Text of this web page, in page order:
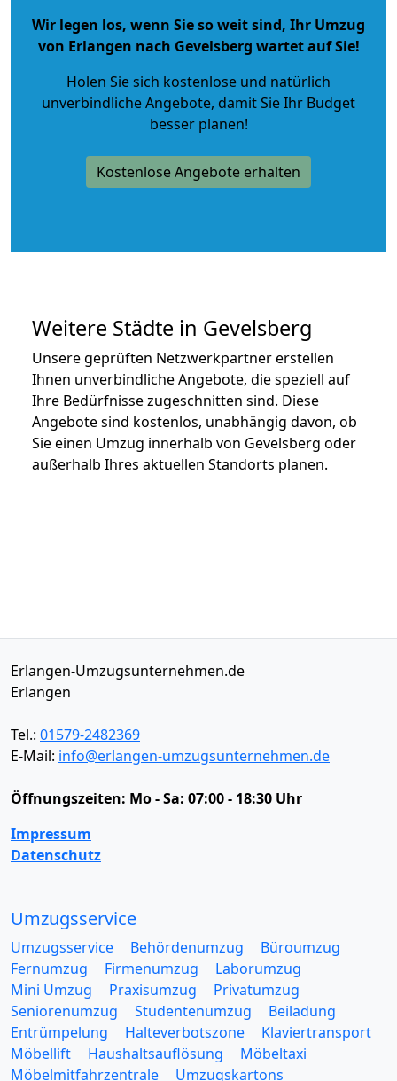
Wir legen los, wenn Sie so weit sind, Ihr Umzug
von Erlangen nach Gevelsberg wartet auf Sie!
Holen Sie sich kostenlose und natürlich
unverbindliche Angebote, damit Sie Ihr Budget
besser planen!
Kostenlose Angebote erhalten
Weitere Städte in Gevelsberg
Unsere geprüften Netzwerkpartner erstellen
Ihnen unverbindliche Angebote, die speziell auf
Ihre Bedürfnisse zugeschnitten sind. Diese
Angebote sind kostenlos, unabhängig davon, ob
Sie einen Umzug innerhalb von Gevelsberg oder
außerhalb Ihres aktuellen Standorts planen.
Erlangen-Umzugsunternehmen.de
Erlangen
Tel.: 01579-2482369
E-Mail: info@erlangen-umzugsunternehmen.de
Öffnungszeiten: Mo - Sa: 07:00 - 18:30 Uhr
Impressum
Datenschutz
Umzugsservice
Umzugsservice Behördenumzug
Büroumzug
Fernumzug
Firmenumzug
Laborumzug
Mini Umzug
Praxisumzug
Privatumzug
Seniorenumzug
Studentenumzug
Beiladung
Entrümpelung
Halteverbotszone
Klaviertransport
Möbellift
Haushaltsauflösung
Möbeltaxi
Möbelmitfahrzentrale
Umzugskartons